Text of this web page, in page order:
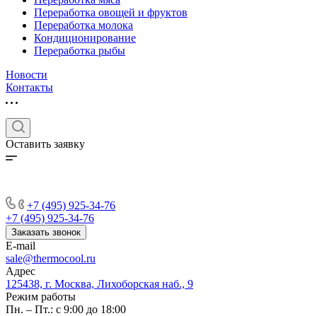
Переработка овощей и фруктов
Переработка молока
Кондиционирование
Переработка рыбы
Новости
Контакты
Оставить заявку
+7 (495) 925-34-76
+7 (495) 925-34-76
Заказать звонок
E-mail
sale@thermocool.ru
Адрес
125438, г. Москва, Лихоборская наб., 9
Режим работы
Пн. – Пт.: с 9:00 до 18:00